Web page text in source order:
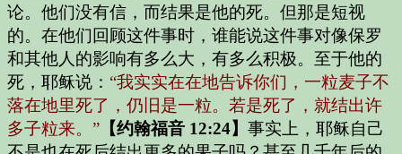
论。他们没有信，而结果是他的死。但那是短视
的。在他们回顾这件事时，谁能说这件事对像保罗
和其他人的影响有多么大，有多么积极。至于他的
死，耶稣说： “我实实在在地告诉你们，一粒麦子不
落在地里死了，仍旧是一粒。若是死了，就结出许
多子粒来。” 【约翰福音 12:24】 事实上，耶稣自己